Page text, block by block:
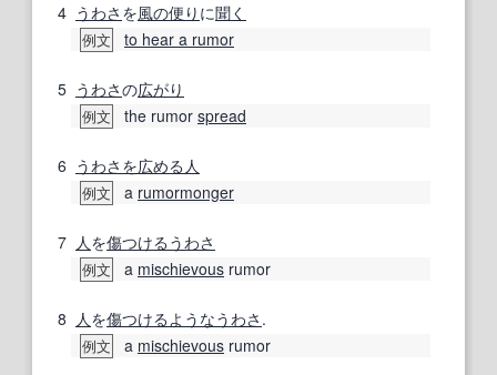
4 うわさ を風の便り に聞く
例文 to hear a rumor
5 うわさの広がり
例文 the rumor spread
6 うわさを広める 人
例文 a rumormonger
7 人を傷つける うわさ
例文 a mischievous rumor
8 人を傷つけるようなうわさ .
例文 a mischievous rumor